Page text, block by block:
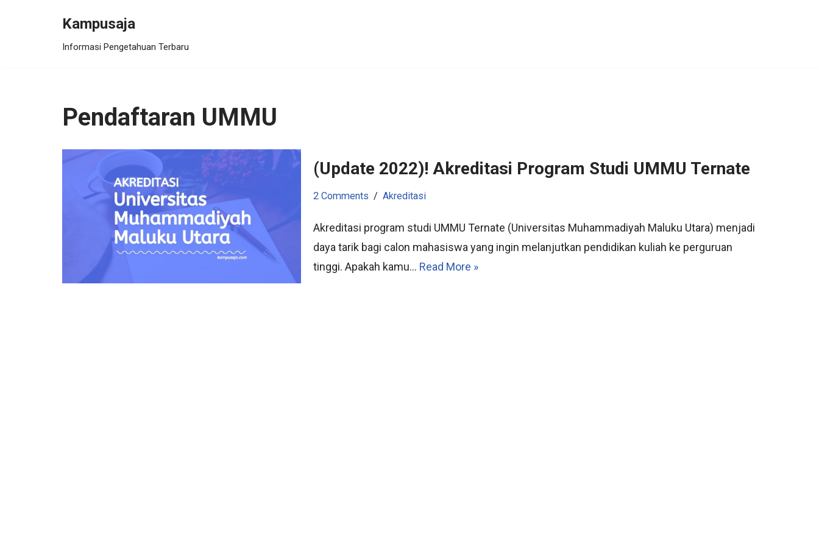
Kampusaja
Informasi Pengetahuan Terbaru
Pendaftaran UMMU
(Update 2022)! Akreditasi Program Studi UMMU Ternate
2 Comments Akreditasi
Akreditasi program studi UMMU Ternate (Universitas Muhammadiyah Maluku Utara) menjadi
daya tarik bagi calon mahasiswa yang ingin melanjutkan pendidikan kuliah ke perguruan
tinggi. Apakah kamu… Read More »